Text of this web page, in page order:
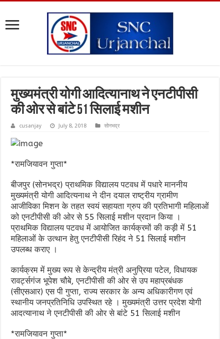
मुख्यमंत्री योगी आदित्यानाथ ने एनटीपीसी
की ओर से बांटे 51 सिलाई मशीन
cusanjay July 8, 2018 सोनभद्र
*रामजियावन गुप्ता*
बीजपुर (सोनभद्र) प्राथमिक विद्यालय पटवध में पधारे माननीय
मुख्यमंत्री योगी आदित्यनाथ ने दीन दयाल राष्ट्रीय ग्रामीण
आजीविका मिशन के तहत स्वयं सहायता ग्रुप की प्रतिभागी महिलाओं
को एनटीपीसी की ओर से 55 सिलाई मशीन प्रदान किया ।
प्राथमिक विद्यालय पटवध में आयोजित कार्यक्रमों की कड़ी में 51
महिलाओं के उत्थान हेतु एनटीपीसी रिहंद ने 51 सिलाई मशीन
उपलब्ध कराए ।
कार्यक्रम में मुख्य रूप से केन्द्रीय मंत्री अनुप्रिया पटेल, विधायक
रावर्ट्सगंज भूपेश चौबे, एनटीपीसी की ओर से उप महाप्रबंधक
(सीएसआर) एस पी गुप्ता, राज्य सरकार के अन्य अधिकारीगण एवं
स्थानीय जनप्रतिनिधि उपस्थित रहे । मुख्यमंत्री उत्तर प्रदेश योगी
आदत्यानाथ ने एनटीपीसी की ओर से बांटे 51 सिलाई मशीन
*रामजियावन गुप्ता*